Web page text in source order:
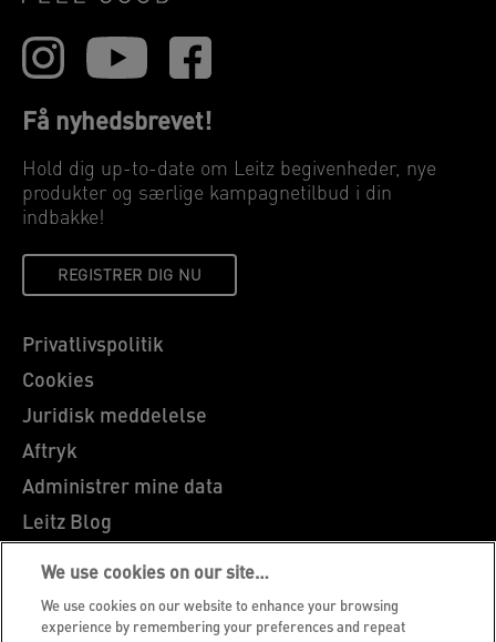
Få nyhedsbrevet!
Hold dig up-to-date om Leitz begivenheder, nye
produkter og særlige kampagnetilbud i din
indbakke!
REGISTRER DIG NU
Privatlivspolitik
Cookies
Juridisk meddelelse
Aftryk
Administrer mine data
Leitz Blog
Karrierer
Leitz EasyPrint
Kundesupport
We use cookies on our site…
We use cookies on our website to enhance your browsing
experience by remembering your preferences and repeat